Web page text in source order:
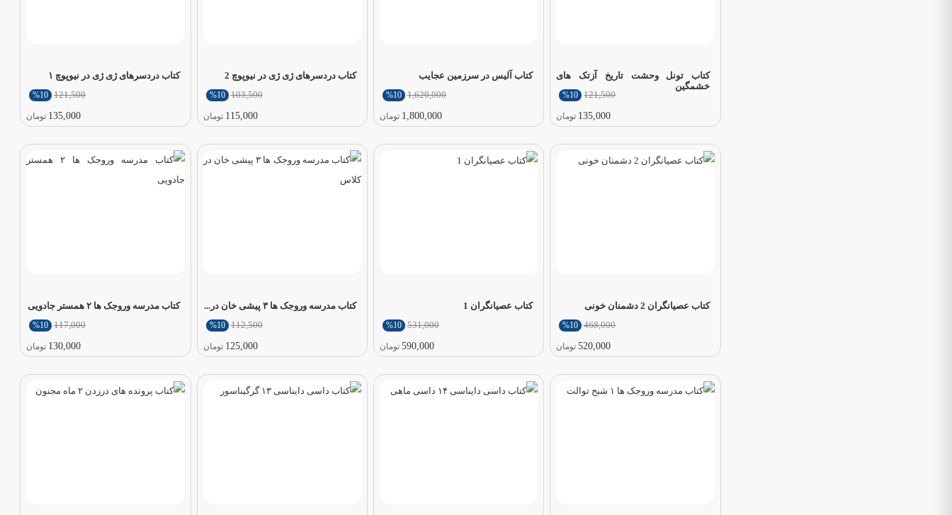
کتاب تونل وحشت تاریخ آزتک های
خشمگین
121,500
%10
135,000 تومان
کتاب آلیس در سرزمین عجایب
1,620,000
%10
1,800,000 تومان
کتاب دردسرهای ژی ژی در نیوپوچ 2
103,500
%10
115,000 تومان
کتاب دردسرهای ژی ژی در نیوپوچ ۱
121,500
%10
135,000 تومان
کتاب عصیانگران 2 دشمنان خونی
468,000
%10
520,000 تومان
کتاب عصیانگران 1
531,000
%10
590,000 تومان
کتاب مدرسه‌ وروجک ها ۳ پیشی خان در...
112,500
%10
125,000 تومان
کتاب مدرسه‌ وروجک ها ۲ همستر جادویی
117,000
%10
130,000 تومان